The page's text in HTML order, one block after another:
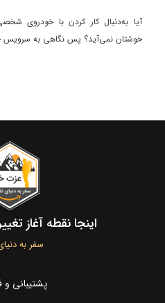
آیا به‌دنبال کار کردن با خودروی
خوشتان نمی‌آید؟ پس نگاهی به سرویس
اینجا نقطه آغاز
سفر به
پشتیبانی